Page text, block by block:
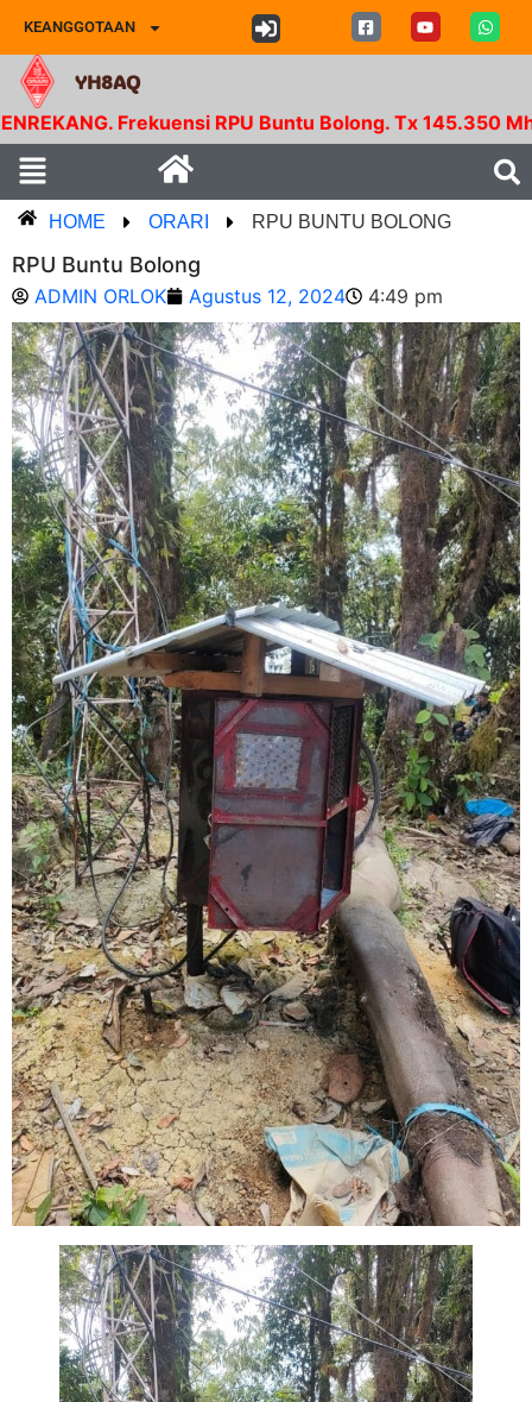
KEANGGOTAAN
YH8AQ
Frekuensi RPU Buntu Bolong. Tx 145.350 Mhz - Rx
HOME ORARI RPU BUNTU BOLONG
RPU Buntu Bolong
ADMIN ORLOK Agustus 12, 2024 4:49 pm